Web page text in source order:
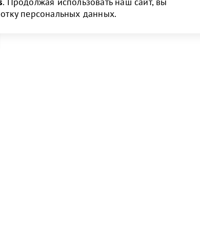
персональных данных.